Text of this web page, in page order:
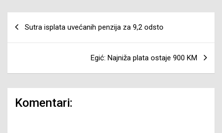
članaka
Sutra isplata uvećanih penzija za 9,2 odsto
Egić: Najniža plata ostaje 900 KM
Komentari: